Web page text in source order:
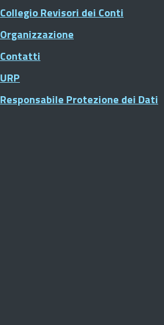
Collegio Revisori dei Conti
Organizzazione
Contatti
URP
Responsabile Protezione dei Dati